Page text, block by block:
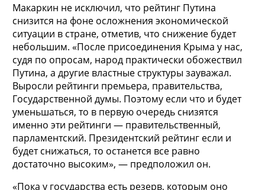
Макаркин не исключил, что рейтинг Путина
снизится на фоне осложнения экономической
ситуации в стране, отметив, что снижение будет
небольшим. «После присоединения Крыма у нас,
судя по опросам, народ практически обожествил
Путина, а другие властные структуры зауважал.
Выросли рейтинги премьера, правительства,
Государственной думы. Поэтому если что и будет
уменьшаться, то в первую очередь снизятся
именно эти рейтинги — правительственный,
парламентский. Президентский рейтинг если и
будет снижаться, то останется все равно
достаточно высоким», — предположил он.
«Пока у государства есть резерв, которым оно